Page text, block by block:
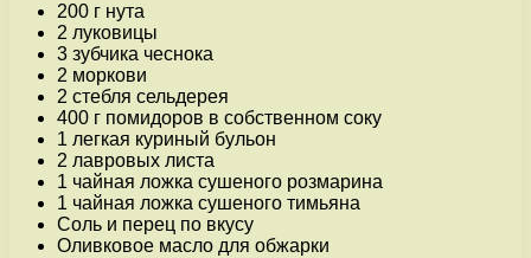
200 г нута
2 луковицы
3 зубчика чеснока
2 моркови
2 стебля сельдерея
400 г помидоров в собственном соку
1 легкая куриный бульон
2 лавровых листа
1 чайная ложка сушеного розмарина
1 чайная ложка сушеного тимьяна
Соль и перец по вкусу
Оливковое масло для обжарки